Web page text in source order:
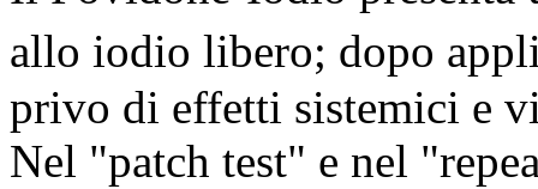
allo iodio libero; dopo
privo di effetti sistemici e
Nel "patch test" e nel